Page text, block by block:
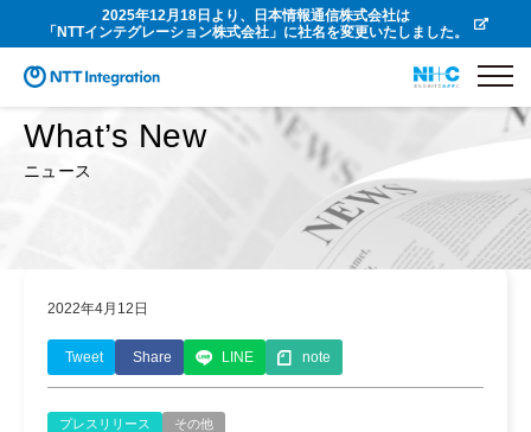
2025年12月18日より、日本情報通信株式会社は
「NTTインテグレーション株式会社」に社名を変更いたしました。
What’s New
ニュース
2022年4月12日
Tweet Share LINE note
プレスリリース その他